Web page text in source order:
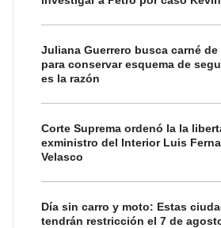
Juliana Guerrero busca carné
para conservar esquema de
es la razón
Corte Suprema ordenó la la
exministro del Interior Luis
Velasco
Día sin carro y moto: Estas
tendrán restricción el 7 de